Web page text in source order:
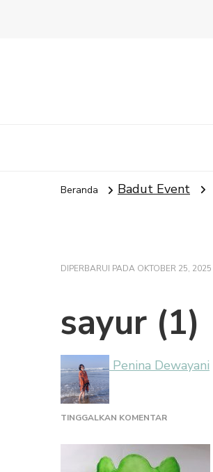
Beranda Badut Event
DIPERBARUI PADA OKTOBER 25, 2025
sayur (1)
Penina Dewayani
TINGGALKAN KOMENTARPADA
(1)